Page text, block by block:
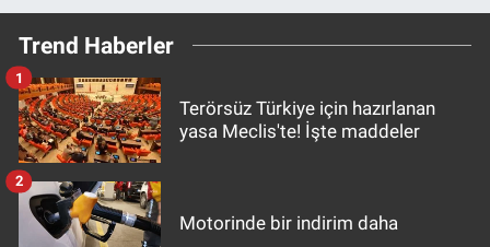
Trend Haberler
Terörsüz Türkiye için hazırlanan
yasa Meclis'te! İşte maddeler
1
Motorinde bir indirim daha
2